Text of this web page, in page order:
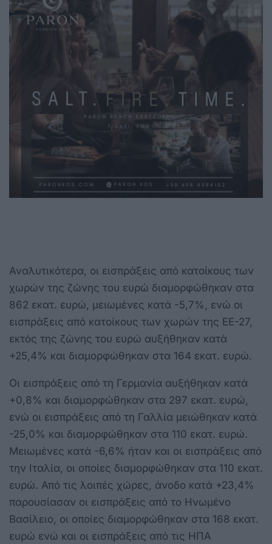
Αναλυτικότερα, οι εισπράξεις από κατοίκους των
χωρών της ζώνης του ευρώ διαμορφώθηκαν στα
862 εκατ. ευρώ, μειωμένες κατά -5,7%, ενώ οι
εισπράξεις από κατοίκους των χωρών της ΕΕ-27,
εκτός της ζώνης του ευρώ αυξήθηκαν κατά
+25,4% και διαμορφώθηκαν στα 164 εκατ. ευρώ.
Oι εισπράξεις από τη Γερμανία αυξήθηκαν κατά
+0,8% και διαμορφώθηκαν στα 297 εκατ. ευρώ,
ενώ οι εισπράξεις από τη Γαλλία μειώθηκαν κατά
-25,0% και διαμορφώθηκαν στα 110 εκατ. ευρώ.
Μειωμένες κατά -6,6% ήταν και οι εισπράξεις από
την Ιταλία, οι οποίες διαμορφώθηκαν στα 110 εκατ.
ευρώ. Από τις λοιπές χώρες, άνοδο κατά +23,4%
παρουσίασαν οι εισπράξεις από το Ηνωμένο
Βασίλειο, οι οποίες διαμορφώθηκαν στα 168 εκατ.
ευρώ ενώ και οι εισπράξεις από τις ΗΠΑ